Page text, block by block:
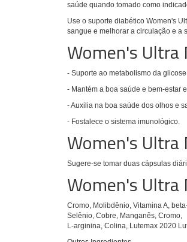
saúde quando tomado como
Use o suporte diabético Women's
sangue e melhorar a circulação e a
Women's Ultra
- Suporte ao metabolismo da
- Mantém a boa saúde e bem-estar
- Auxilia na boa saúde dos olhos e
- Fostalece o sistema imunológico.
Women's Ultra
Sugere-se tomar duas cápsulas
Women's Ultra
Cromo, Molibdênio, Vitamina A,
Selênio, Cobre, Manganês, Cromo,
L-arginina, Colina, Lutemax 2020